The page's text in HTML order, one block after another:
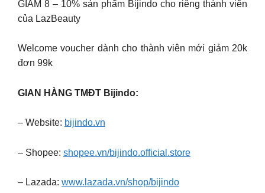
GIẢM 8 – 10% sản phẩm Bijindo cho riêng thành viên
của LazBeauty
Welcome voucher dành cho thành viên mới giảm 20k
đơn 99k
GIAN HÀNG TMĐT Bijindo:
– Website: bijindo.vn
– Shopee: shopee.vn/bijindo.official.store
– Lazada: www.lazada.vn/shop/bijindo